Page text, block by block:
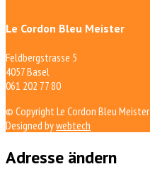
Le Cordon Bleu Meister
Feldbergstrasse 5
4057 Basel
061 202 77 80
© Copyright Le Cordon Bleu Meister
Designed bywebtech
Adresse ändern